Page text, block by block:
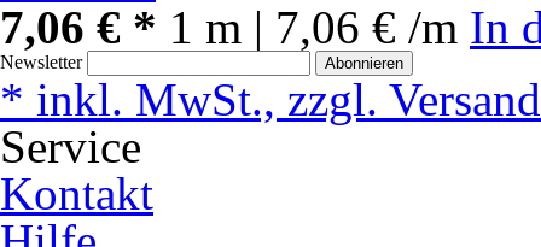
7,06 € * 1 m | 7,06 € /m In
Newsletter Abonnieren
* inkl. MwSt., zzgl.
Service
Kontakt